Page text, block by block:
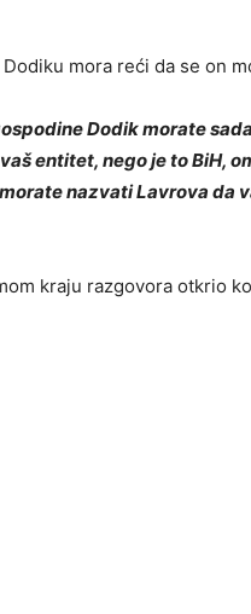
mora reći da se on
Dodik morate
entitet, nego je to BiH,
nazvati Lavrova da
kraju razgovora otkrio